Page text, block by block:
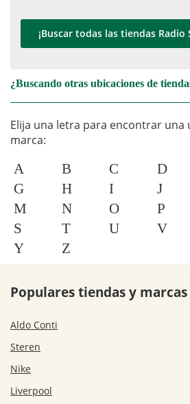
¡Buscar todas las tiendas Radio
¿Buscando otras ubicaciones de
Elija una letra para encontrar una
marca:
A B C D
G
H I J
M
N O P
S
T U V
Y
Z
Populares tiendas y
Aldo Conti
Steren
Nike
Liverpool